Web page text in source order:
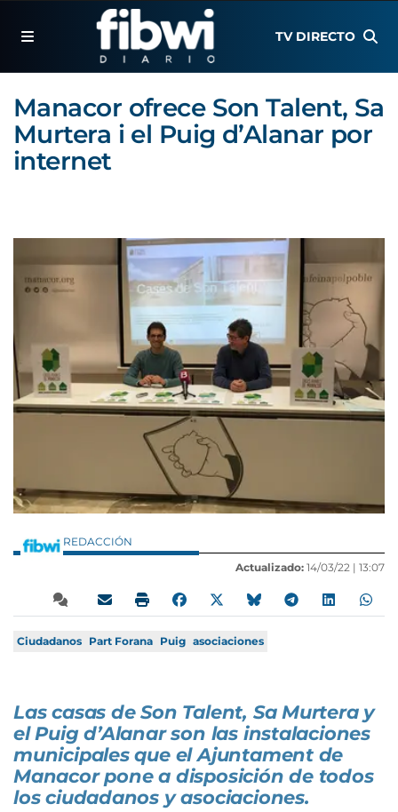
TV DIRECTO
Manacor ofrece Son Talent, Sa
Murtera i el Puig d’Alanar por
internet
REDACCIÓN
Actualizado: 14/03/22 | 13:07
Ciudadanos Part Forana Puig asociaciones
Las casas de Son Talent, Sa Murtera y
el Puig d’Alanar son las instalaciones
municipales que el Ajuntament de
Manacor pone a disposición de todos
los ciudadanos y asociaciones.